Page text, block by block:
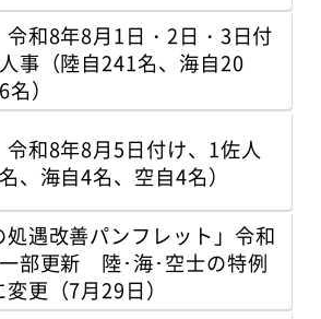
和8年8月1日・2日・3日付
事（陸自241名、海自20
）
和8年8月5日付け、1佐人
、海自4名、空自4名）
処遇改善パンフレット」令和
部更新 陸･海･空士の特例
更（7月29日）